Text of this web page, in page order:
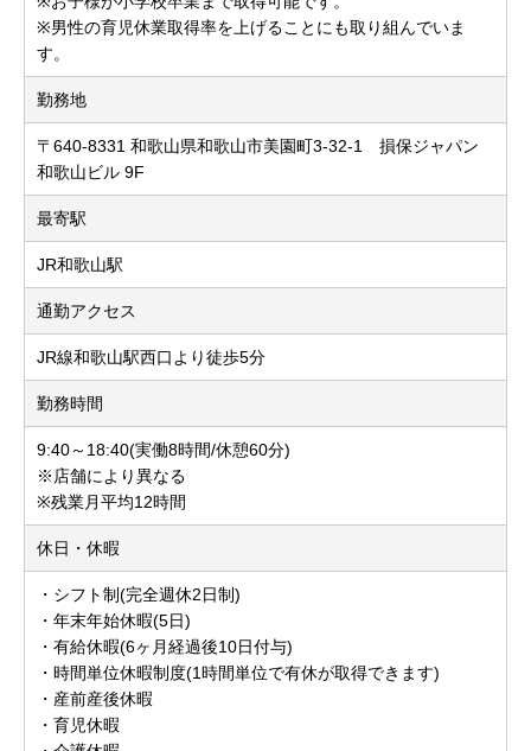
※男性の育児休業取得率を上げることにも取り組んでいま
す。
勤務地
〒640-8331 和歌山県和歌山市美園町3-32-1 損保ジャパン
和歌山ビル 9F
最寄駅
JR和歌山駅
通勤アクセス
JR線和歌山駅西口より徒歩5分
勤務時間
9:40～18:40(実働8時間/休憩60分)
※店舗により異なる
※残業月平均12時間
休日・休暇
・シフト制(完全週休2日制)
・年末年始休暇(5日)
・有給休暇(6ヶ月経過後10日付与)
・時間単位休暇制度(1時間単位で有休が取得できます)
・産前産後休暇
・育児休暇